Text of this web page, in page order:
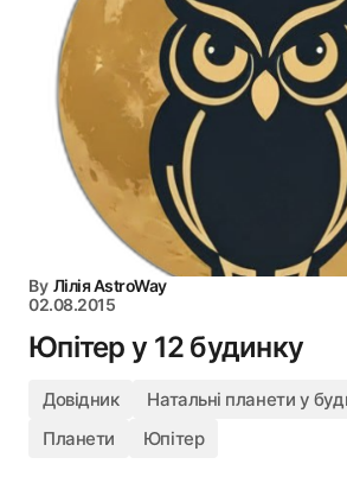
By Лілія AstroWay
02.08.2015
Юпітер у 12 будинку
Довідник
Натальні планети у
Планети
Юпітер